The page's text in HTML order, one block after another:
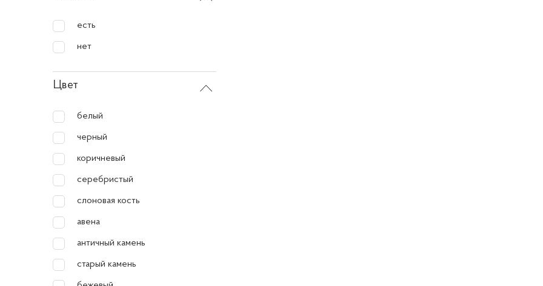
есть
нет
Цвет
белый
черный
коричневый
серебристый
слоновая кость
авена
античный камень
старый камень